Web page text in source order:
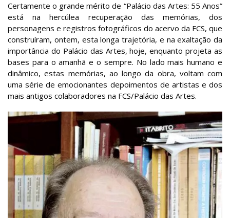
Certamente o grande mérito de “Palácio das Artes: 55 Anos”
está na hercúlea recuperação das memórias, dos
personagens e registros fotográficos do acervo da FCS, que
construíram, ontem, esta longa trajetória, e na exaltação da
importância do Palácio das Artes, hoje, enquanto projeta as
bases para o amanhã e o sempre. No lado mais humano e
dinâmico, estas memórias, ao longo da obra, voltam com
uma série de emocionantes depoimentos de artistas e dos
mais antigos colaboradores na FCS/Palácio das Artes.